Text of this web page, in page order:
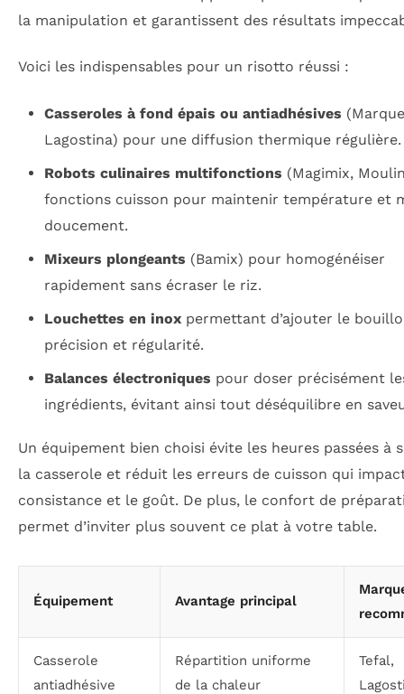
la manipulation et garantissent des résultats
Voici les indispensables pour un risotto réussi :
Casseroles à fond épais ou antiadhésives
Lagostina) pour une diffusion thermique régulière.
Robots culinaires multifonctions (Magimix,
fonctions cuisson pour maintenir température et
doucement.
Mixeurs plongeants (Bamix) pour homogénéiser
rapidement sans écraser le riz.
Louchettes en inoxpermettant d’ajouter le
précision et régularité.
Balances électroniques pour doser précisément
ingrédients, évitant ainsi tout déséquilibre en
Un équipement bien choisi évite les heures passées à
la casserole et réduit les erreurs de cuisson qui
consistance et le goût. De plus, le confort de
permet d’inviter plus souvent ce plat à votre table.
Équipement Avantage principal
Casserole
antiadhésive
Répartition uniforme
de la chaleur
Tefal,